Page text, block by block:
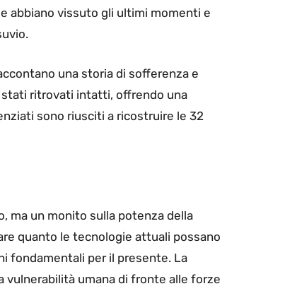
abbiano vissuto gli ultimi momenti e
una storia di sofferenza e
stati ritrovati intatti, offrendo una
sono riusciti a ricostruire le 32
ma un monito sulla potenza della
quanto le tecnologie attuali possano
fondamentali per il presente. La
vulnerabilità umana di fronte alle forze